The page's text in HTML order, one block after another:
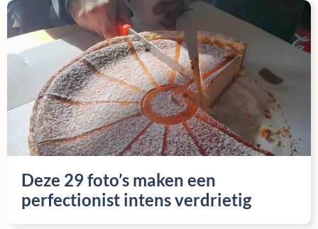
Deze 29 foto’s maken een
perfectionist intens verdrietig